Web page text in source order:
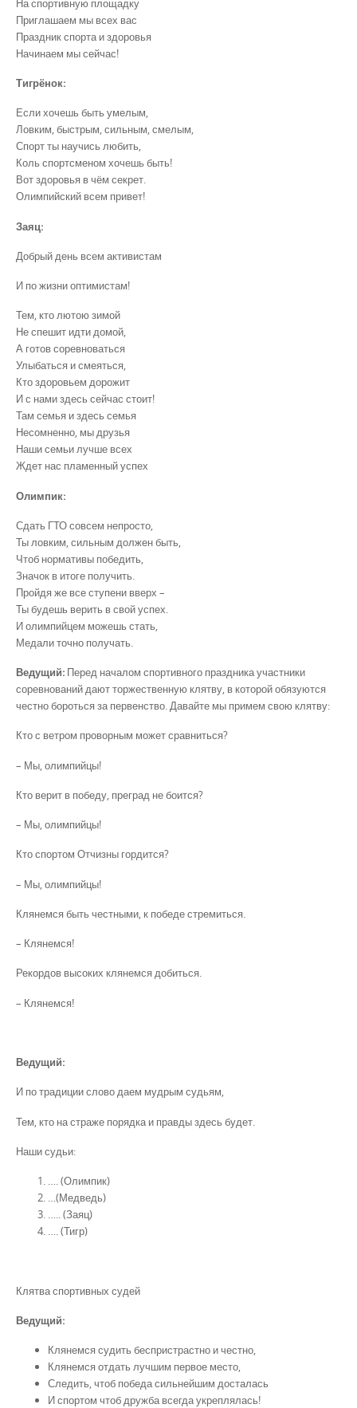
На спортивную площадку
Приглашаем мы всех вас
Праздник спорта и здоровья
Начинаем мы сейчас!
Тигрёнок:
Если хочешь быть умелым,
Ловким, быстрым, сильным, смелым,
Спорт ты научись любить,
Коль спортсменом хочешь быть!
Вот здоровья в чём секрет.
Олимпийский всем привет!
Заяц:
Добрый день всем активистам
И по жизни оптимистам!
Тем, кто лютою зимой
Не спешит идти домой,
А готов соревноваться
Улыбаться и смеяться,
Кто здоровьем дорожит
И с нами здесь сейчас стоит!
Там семья и здесь семья
Несомненно, мы друзья
Наши семьи лучше всех
Ждет нас пламенный успех
Олимпик:
Сдать ГТО совсем непросто,
Ты ловким, сильным должен быть,
Чтоб нормативы победить,
Значок в итоге получить.
Пройдя же все ступени вверх –
Ты будешь верить в свой успех.
И олимпийцем можешь стать,
Медали точно получать.
Ведущий: Перед началом спортивного праздника участники
соревнований дают торжественную клятву, в которой обязуются
честно бороться за первенство. Давайте мы примем свою клятву:
Кто с ветром проворным может сравниться?
– Мы, олимпийцы!
Кто верит в победу, преград не боится?
– Мы, олимпийцы!
Кто спортом Отчизны гордится?
– Мы, олимпийцы!
Клянемся быть честными, к победе стремиться.
– Клянемся!
Рекордов высоких клянемся добиться.
– Клянемся!
Ведущий:
И по традиции слово даем мудрым судьям,
Тем, кто на страже порядка и правды здесь будет.
Наши судьи:
…. (Олимпик)
…(Медведь)
….. (Заяц)
…. (Тигр)
Клятва спортивных судей
Ведущий:
Клянемся судить беспристрастно и честно,
Клянемся отдать лучшим первое место,
Следить, чтоб победа сильнейшим досталась
И спортом чтоб дружба всегда укреплялась!